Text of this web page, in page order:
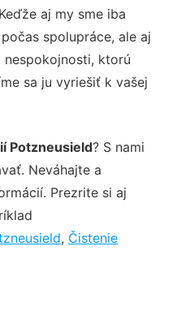
aj my sme iba
spolupráce, ale aj
ktorú
sa ju vyriešiť k vašej
Potzneusield? S nami
Neváhajte a
Prezrite si aj
, Čistenie